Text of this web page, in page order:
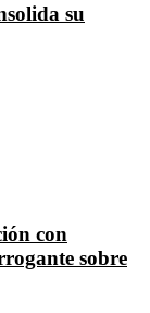
su
con
sobre